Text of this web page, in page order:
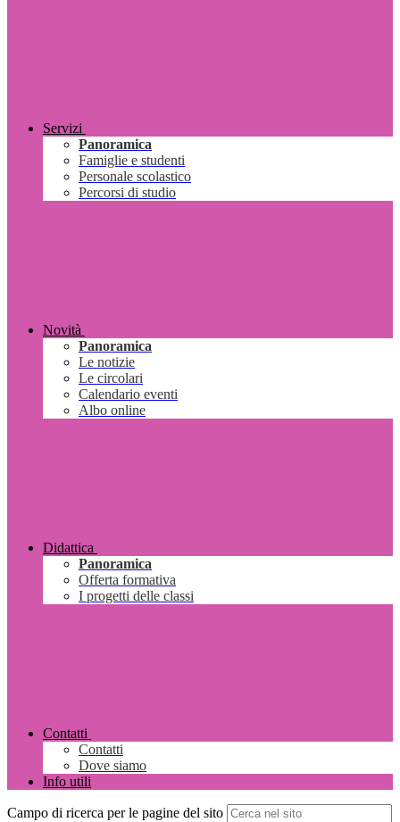
Servizi
Panoramica
Famiglie e studenti
Personale scolastico
Percorsi di studio
Novità
Panoramica
Le notizie
Le circolari
Calendario eventi
Albo online
Didattica
Panoramica
Offerta formativa
I progetti delle classi
Contatti
Contatti
Dove siamo
Info utili
Campo di ricerca per le pagine del sito